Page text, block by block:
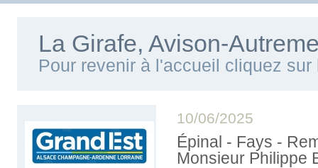
La Girafe, Avison-
Pour revenir à l'accueil cliquez sur
10/06/2025
Épinal - Fays -
Monsieur Philippe